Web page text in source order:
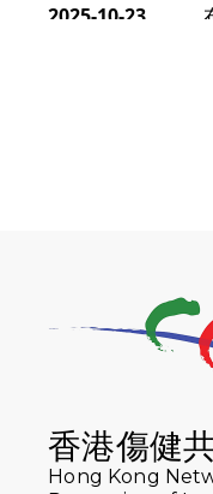
2025-10-23
2025-06-15
2025-06-06
香港傷健
Hong Kong